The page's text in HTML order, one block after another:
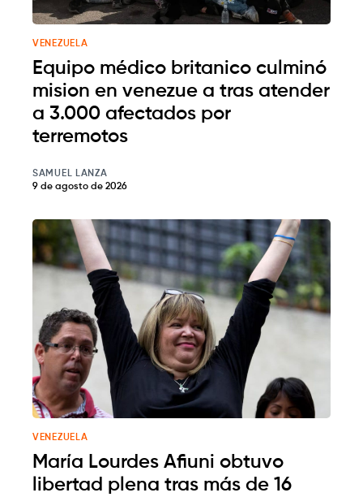
VENEZUELA
Equipo médico britanico culminó
mision en venezue a tras atender
a 3.000 afectados por
terremotos
SAMUEL LANZA
9 de agosto de 2026
VENEZUELA
María Lourdes Afiuni obtuvo
libertad plena tras más de 16